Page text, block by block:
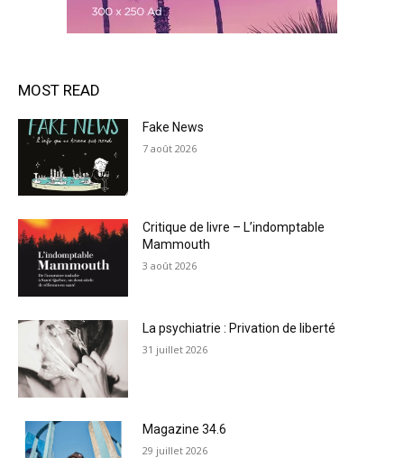
MOST READ
Fake News
7 août 2026
Critique de livre – L’indomptable
Mammouth
3 août 2026
La psychiatrie : Privation de liberté
31 juillet 2026
Magazine 34.6
29 juillet 2026